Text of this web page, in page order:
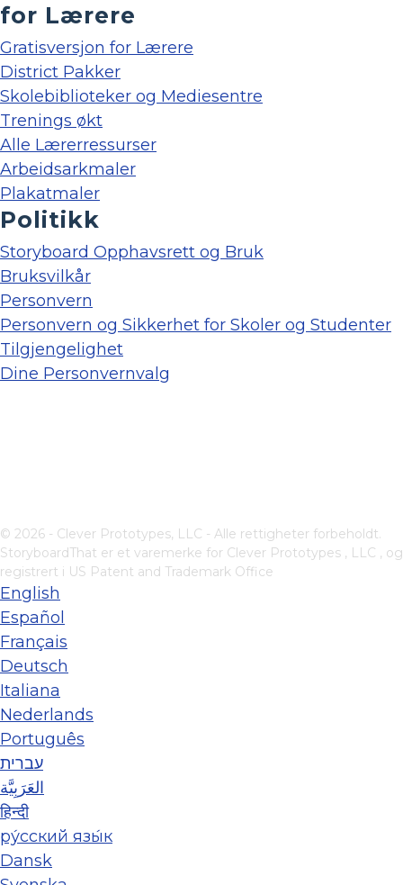
for Lærere
Gratisversjon for Lærere
District Pakker
Skolebiblioteker og Mediesentre
Trenings økt
Alle Lærerressurser
Arbeidsarkmaler
Plakatmaler
Politikk
Storyboard Opphavsrett og Bruk
Bruksvilkår
Personvern
Personvern og Sikkerhet for Skoler og Studenter
Tilgjengelighet
Dine Personvernvalg
© 2026 - Clever Prototypes, LLC - Alle rettigheter forbeholdt.
StoryboardThat er et varemerke for Clever Prototypes , LLC , og
registrert i US Patent and Trademark Office
English
Español
Français
Deutsch
Italiana
Nederlands
Português
עברית
العَرَبِيَّة
हिन्दी
ру́сский язы́к
Dansk